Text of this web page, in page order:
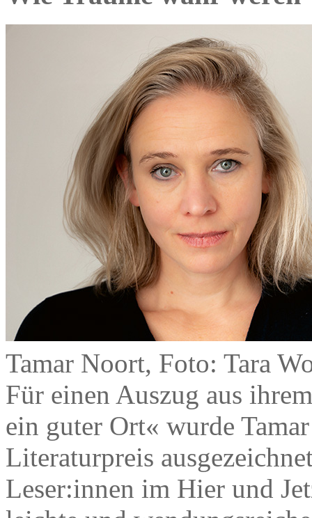
Tamar Noort, Foto: Tara
Für einen Auszug aus
ein guter Ort« wurde
Literaturpreis
Leser:innen im Hier und